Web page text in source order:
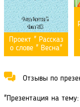
Проект " Рассказ
о слове " Весна"
Отзывы по
"Презентация на